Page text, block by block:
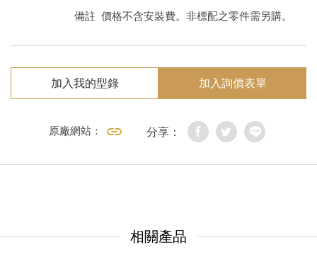
備註 價格不含安裝費。非標配之零件需另購。
加入我的型錄 加入詢價表單
原廠網站： 分享：
相關產品